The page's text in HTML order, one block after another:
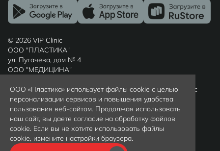
ООО «Пластика» использует файлы cookie с целью
персонализации сервисов и повышения удобства
пользования веб-сайтом. Продолжая использовать
наш сайт, вы даете согласие на обработку файлов
cookie. Если вы не хотите использовать файлы
cookie, измените настройки браузера.
© 2026 VIP Clinic
ООО "ПЛАСТИКА"
ул. Пугачева, дом № 4
ООО "МЕДИЦИНА"
Россия, г. Калининград, Калининградская область, индекс
236022
Вся представленная на сайте информация носит
ознакомительный характер и не является публичной
офертой, определяемой положениями статьи 437(2)
гражданского кодекса РФ. Цены уточняйте у
администраторов клиники по телефону +79097997372